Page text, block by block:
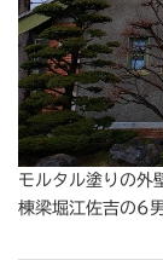
モルタル塗りの外
棟梁堀江佐吉の6